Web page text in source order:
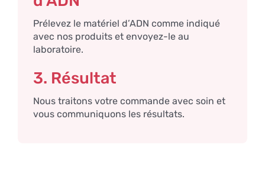
Prélevez le matériel d’ADN comme indiqué
avec nos produits et envoyez-le au
laboratoire.
3. Résultat
Nous traitons votre commande avec soin et
vous communiquons les résultats.